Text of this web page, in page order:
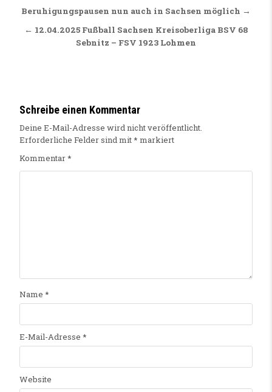
Beitragsnavigation
Beruhigungspausen nun auch in Sachsen möglich →
← 12.04.2025 Fußball Sachsen Kreisoberliga BSV 68
Sebnitz – FSV 1923 Lohmen
Schreibe einen Kommentar
Deine E-Mail-Adresse wird nicht veröffentlicht.
Erforderliche Felder sind mit* markiert
Kommentar*
Name *
E-Mail-Adresse *
Website